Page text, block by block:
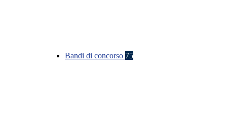
Bandi di concorso 75